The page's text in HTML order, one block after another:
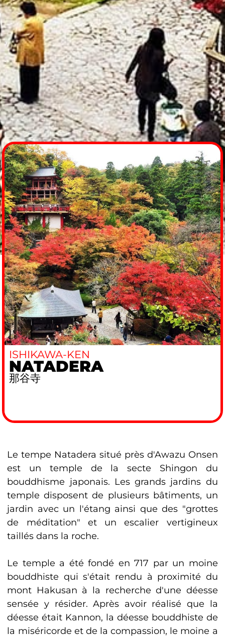
ISHIKAWA-KEN
NATADERA
那谷寺
Le tempe Natadera situé près d'Awazu Onsen
est un temple de la secte Shingon du
bouddhisme japonais. Les grands jardins du
temple disposent de plusieurs bâtiments, un
jardin avec un l'étang ainsi que des "grottes
de méditation" et un escalier vertigineux
taillés dans la roche.
Le temple a été fondé en 717 par un moine
bouddhiste qui s'était rendu à proximité du
mont Hakusan à la recherche d'une déesse
sensée y résider. Après avoir réalisé que la
déesse était Kannon, la déesse bouddhiste de
la miséricorde et de la compassion, le moine a